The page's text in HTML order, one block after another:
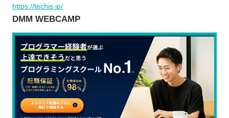
https://techis.jp/
DMM WEBCAMP